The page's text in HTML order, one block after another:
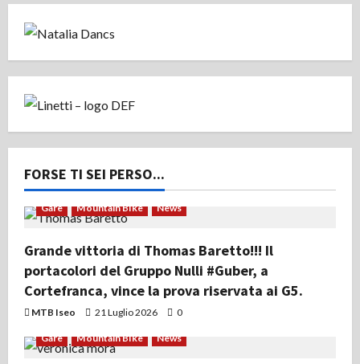
FORSE TI SEI PERSO...
Gare Mountain Bike News
Grande vittoria di Thomas Baretto!!! Il
portacolori del Gruppo Nulli #Guber, a
Cortefranca, vince la prova riservata ai G5.
MTB Iseo 21 Luglio 2026 0
Gare Mountain Bike News